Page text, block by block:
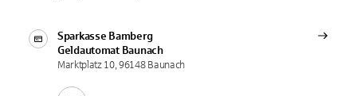
Sparkasse Bamberg
Geldautomat Baunach
Marktplatz 10, 96148 Baunach